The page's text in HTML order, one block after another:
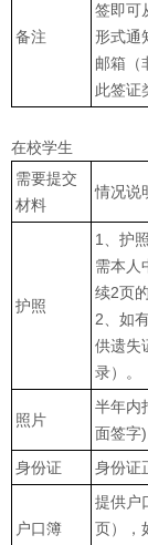
备注
签即可
形式通
邮箱（
此签证
在校学生
需要提交
材料
情况说
护照
1、护
需本人
续2页
2、如
供遗失
录）。
照片
半年内
面签字)
身份证
身份证
户口簿
提供户
页），